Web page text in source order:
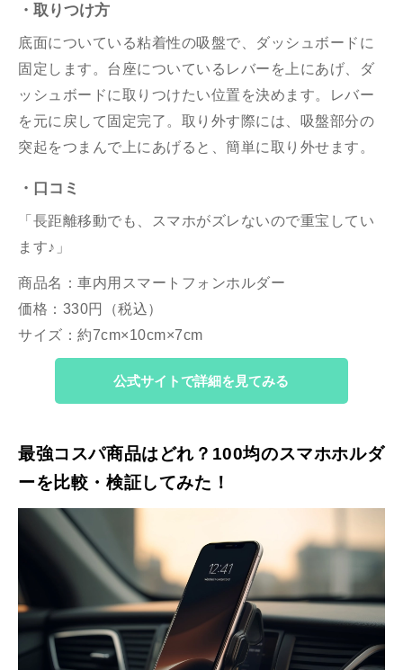
・取りつけ方
底面についている粘着性の吸盤で、ダッシュボードに
固定します。台座についているレバーを上にあげ、ダ
ッシュボードに取りつけたい位置を決めます。レバー
を元に戻して固定完了。取り外す際には、吸盤部分の
突起をつまんで上にあげると、簡単に取り外せます。
・口コミ
「長距離移動でも、スマホがズレないので重宝してい
ます♪」
商品名：車内用スマートフォンホルダー
価格：330円（税込）
サイズ：約7cm×10cm×7cm
公式サイトで詳細を見てみる
最強コスパ商品はどれ？100均のスマホホルダ
ーを比較・検証してみた！